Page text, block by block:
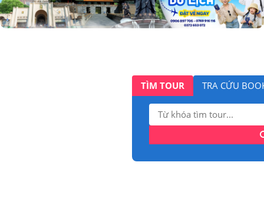
TÌM TOUR TRA CỨU
Tìm
kiếm: